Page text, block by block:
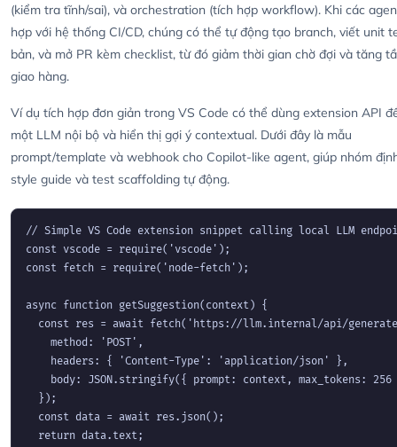
(kiểm tra tĩnh/sai), và orchestration (tích hợp workflow). Khi các
hợp với hệ thống CI/CD, chúng có thể tự động tạo branch, viết unit
bản, và mở PR kèm checklist, từ đó giảm thời gian chờ đợi và tăng
giao hàng.
Ví dụ tích hợp đơn giản trong VS Code có thể dùng extension API
một LLM nội bộ và hiển thị gợi ý contextual. Dưới đây là mẫu
prompt/template và webhook cho Copilot-like agent, giúp nhóm
style guide và test scaffolding tự động.
// Simple VS Code extension snippet calling local LLM
const vscode = require('vscode');
const fetch = require('node-fetch');
async function getSuggestion(context) {
const res = await fetch('https://llm.internal/api/
    method: 'POST',
    headers: { 'Content-Type': 'application/json' },
body: JSON.stringify({ prompt: context, max_tokens: 256
  });
  const data = await res.json();
  return data.text;